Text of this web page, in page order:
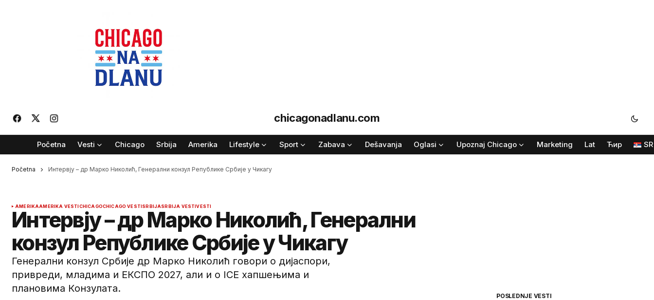
chicagonadlanu.com
Početna Vesti Chicago Srbija Amerika Lifestyle Sport Zabava Dešavanja Oglasi Upoznaj Chicago Marketing Lat Ћир SR
Početna Интервју – др Марко Николић, Генерални конзул Републике Србије у Чикагу
AMERIKAAMERIKA VESTICHICAGOCHICAGO VESTISRBIJASRBIJA VESTIVESTI
Интервју – др Марко Николић, Генерални
конзул Републике Србије у Чикагу
Генерални конзул Србије др Марко Николић говори о дијаспори,
привреди, младима и ЕКСПО 2027, али и о ICE хапшењима и
плановима Конзулата.
POSLEDNJE VESTI